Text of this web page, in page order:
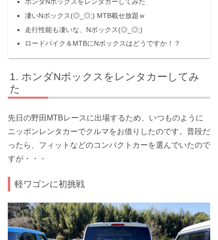
ホンダNボックスをレンタカーしてみた
凄いNボックス(◎_◎;) MTB載せ放題ｗ
走行性能も凄いな、Nボックス(◎_◎;)
ロードバイク＆MTBにNボックスはどうですか！？
ホンダNボックスをレンタカーしてみ
た
先日の野田MTBレースに出場するため、いつものように
ニッポンレンタカーでクルマをお借りしたのです。普段だ
ったら、フィットなどのコンパクトカーを選んでいたので
すが・・・
軽ワゴンに初挑戦